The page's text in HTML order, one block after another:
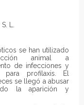
L.
se han utilizado
animal a
de infecciones y
profilaxis. El
se llegó a abusar
la aparición y